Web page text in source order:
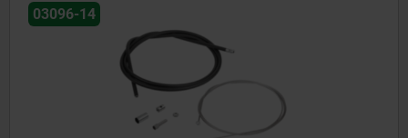
03096-14